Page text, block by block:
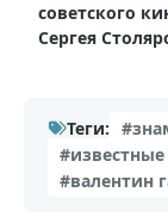
советского
Сергея
Теги:
#валентин